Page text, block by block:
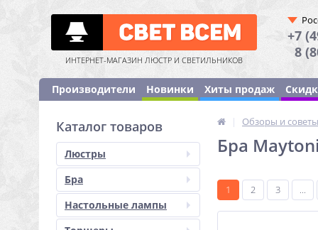
ИНТЕРНЕТ-МАГАЗИН ЛЮСТР И СВЕТИЛЬНИКОВ
+7
8
Производители Новинки Хиты продаж
Каталог товаров
Люстры
Бра
Настольные лампы
| Обзоры и советы
Бра
1 2 3 ...